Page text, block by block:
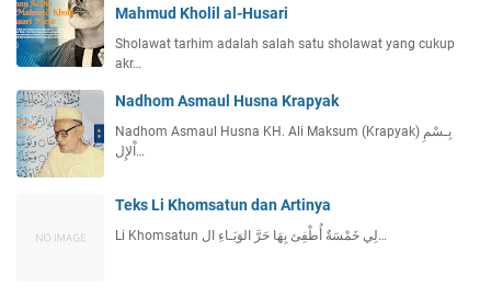
Mahmud Kholil al-Husari
Sholawat tarhim adalah salah satu sholawat yang cukup
akr…
Nadhom Asmaul Husna Krapyak
Nadhom Asmaul Husna KH. Ali Maksum (Krapyak) بِـسْمِ
اْلإِل…
Teks Li Khomsatun dan Artinya
Li Khomsatun لِي خَمْسَةٌ أُطْفِئ بِهَا حَرَّ الوَبَـاءِ ال…